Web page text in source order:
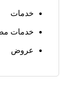
خدمات
خدمات
عروض